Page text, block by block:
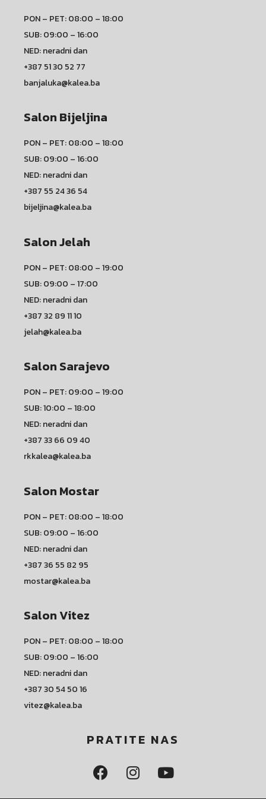
PON – PET: 08:00 – 18:00
SUB: 09:00 – 16:00
NED: neradni dan
+387 51 30 52 77
banjaluka@kalea.ba
Salon Bijeljina
PON – PET: 08:00 – 18:00
SUB: 09:00 – 16:00
NED: neradni dan
+387 55 24 36 54
bijeljina@kalea.ba
Salon Jelah
PON – PET: 08:00 – 19:00
SUB: 09:00 – 17:00
NED: neradni dan
+387 32 89 11 10
jelah@kalea.ba
Salon Sarajevo
PON – PET: 09:00 – 19:00
SUB: 10:00 – 18:00
NED: neradni dan
+387 33 66 09 40
rkkalea@kalea.ba
Salon Mostar
PON – PET: 08:00 – 18:00
SUB: 09:00 – 16:00
NED: neradni dan
+387 36 55 82 95
mostar@kalea.ba
Salon Vitez
PON – PET: 08:00 – 18:00
SUB: 09:00 – 16:00
NED: neradni dan
+387 30 54 50 16
vitez@kalea.ba
PRATITE NAS